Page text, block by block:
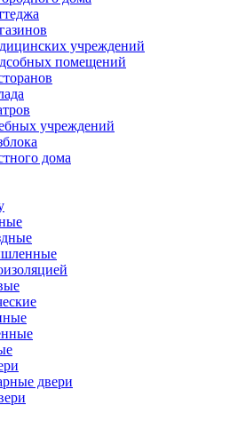
учреждений
помещений
учреждений
дома
двери